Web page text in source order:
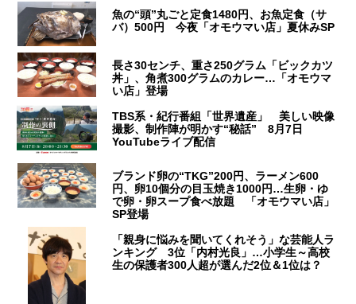
魚の“頭”丸ごと定食1480円、お魚定食（サ
バ）500円 今夜「オモウマい店」夏休みSP
長さ30センチ、重さ250グラム「ビックカツ
丼」、角煮300グラムのカレー…「オモウマ
い店」登場
TBS系・紀行番組「世界遺産」 美しい映像
撮影、制作陣が明かす“秘話” 8月7日
YouTubeライブ配信
ブランド卵の“TKG”200円、ラーメン600
円、卵10個分の目玉焼き1000円…生卵・ゆ
で卵・卵スープ食べ放題 「オモウマい店」
SP登場
「親身に悩みを聞いてくれそう」な芸能人ラ
ンキング 3位「内村光良」…小学生～高校
生の保護者300人超が選んだ2位＆1位は？